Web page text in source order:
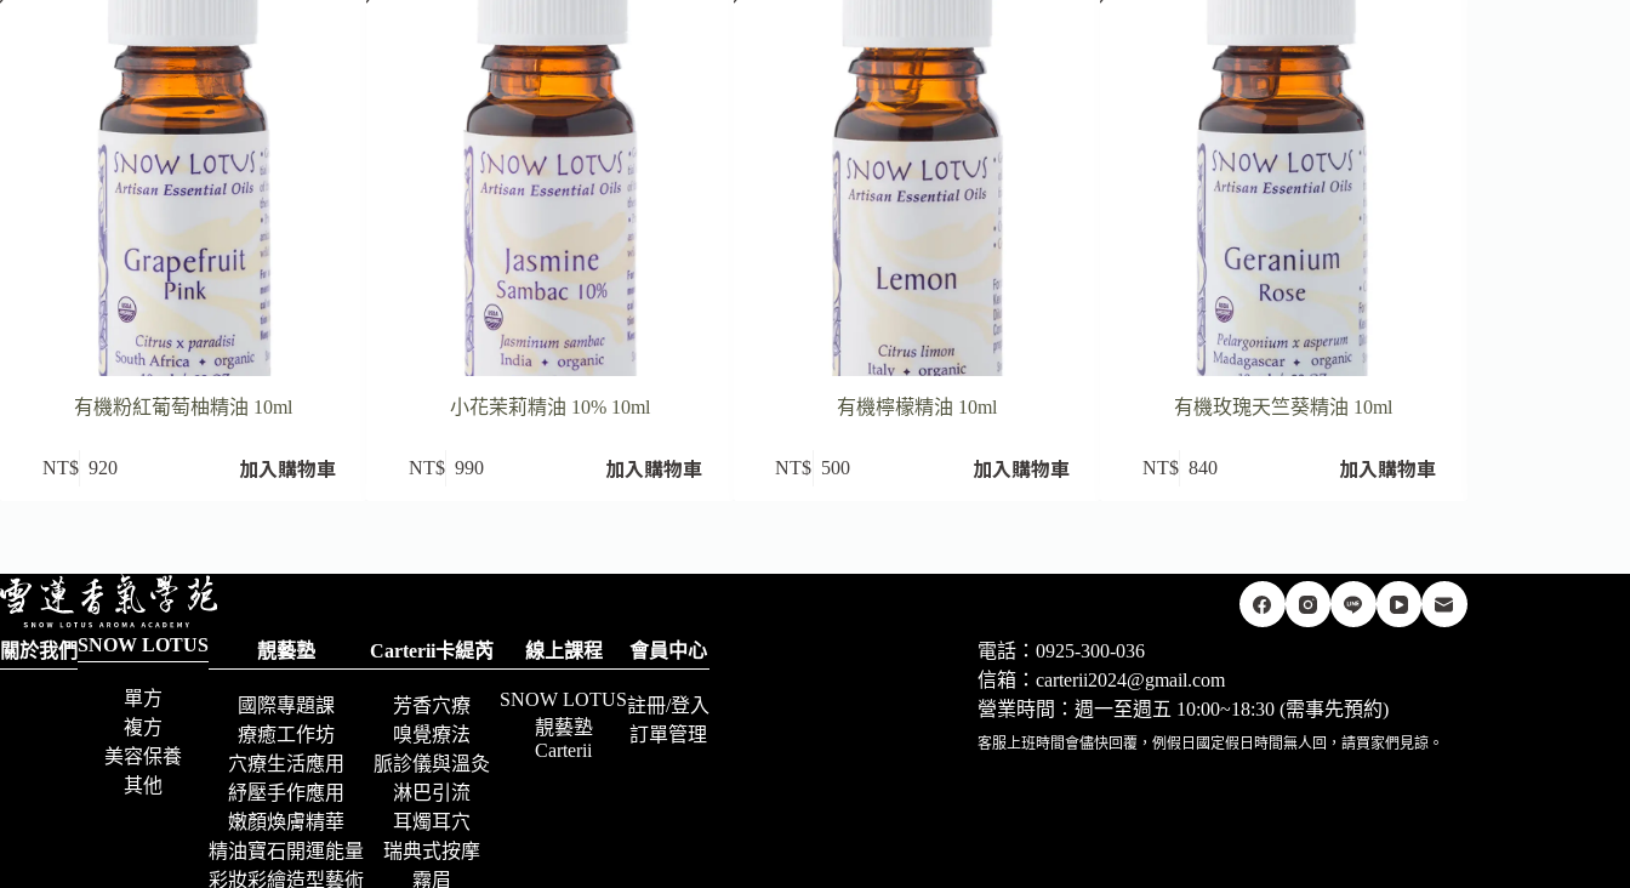
有機粉紅葡萄柚精油 10ml
NT$ 920 加入購物車
小花茉莉精油 10% 10ml
NT$ 990 加入購物車
有機檸檬精油 10ml
NT$ 500 加入購物車
有機玫瑰天竺葵精油 10ml
NT$ 840 加入購物車
關於我們SNOW LOTUS
單方
複方
美容保養
其他
靚藝塾
國際專題課
療癒工作坊
穴療生活應用
紓壓手作應用
嫩顏煥膚精華
精油寶石開運能量
彩妝彩繪造型藝術
Carterii卡緹芮
芳香穴療
嗅覺療法
脈診儀與溫灸
淋巴引流
耳燭耳穴
瑞典式按摩
霧眉
線上課程
SNOW LOTUS
靚藝塾
Carterii
會員中心
註冊/登入
訂單管理
電話：0925-300-036
信箱：carterii2024@gmail.com
營業時間：週一至週五 10:00~18:30 (需事先預約)
客服上班時間會儘快回覆，例假日國定假日時間無人回，請買家們見諒。